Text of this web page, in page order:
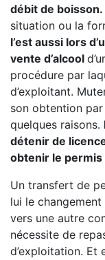
débit de boisson.
situation ou la
l’est aussi lors
vente d’alcool
procédure par
d’exploitant.
son obtention
quelques raisons.
détenir de
obtenir le permis
Un transfert de
lui le
vers une autre
nécessite de
d’exploitation. Et